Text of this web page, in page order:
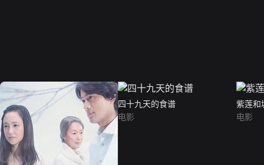
四十九天的食谱
电影
紫莲和
电影